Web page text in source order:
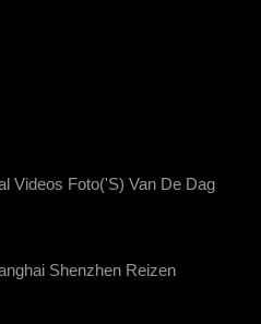
Videos Foto('s) Van De Dag
Shenzhen Reizen